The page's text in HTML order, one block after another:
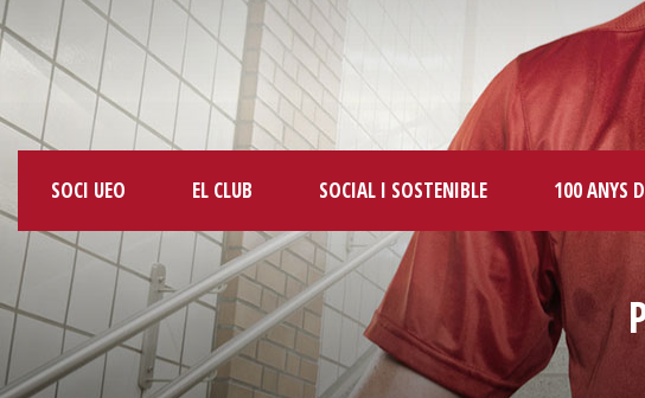
SOCI UEO EL CLUB SOCIAL I SOSTENIBLE 100 ANYS